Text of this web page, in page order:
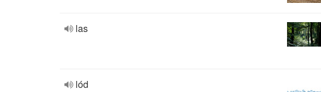
las
lód